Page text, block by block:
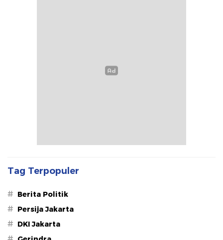
Tag Terpopuler
# Berita Politik
# Persija Jakarta
# DKI Jakarta